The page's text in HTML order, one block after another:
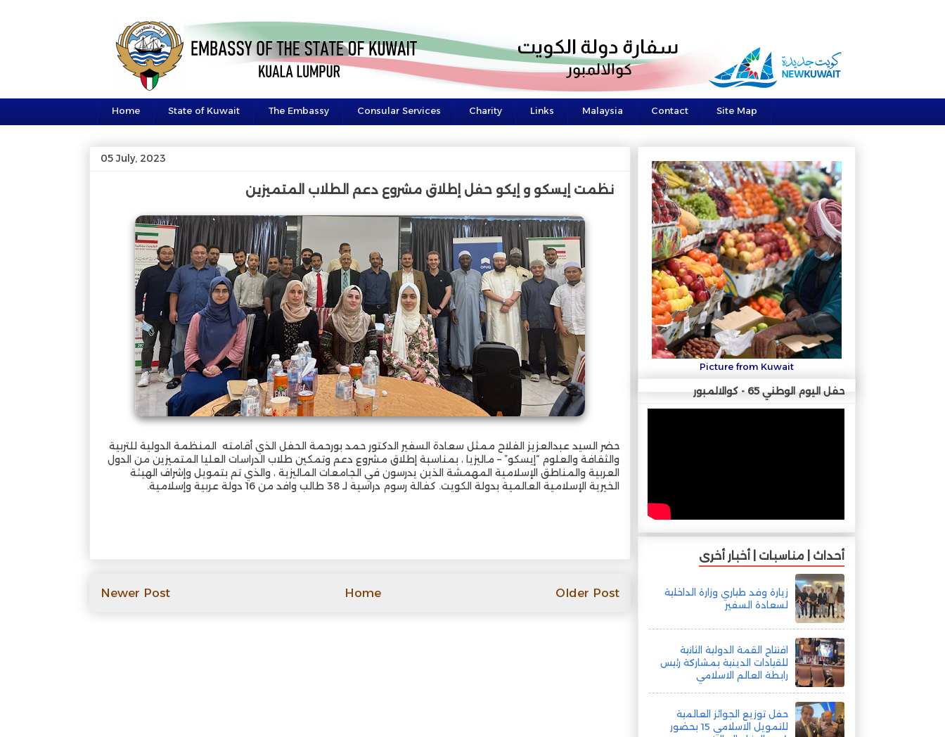
Home State of Kuwait The Embassy Consular Services Charity Links Malaysia Contact Site Map
05 July, 2023
نظمت إيسكو و إيكو حفل إطلاق مشروع دعم الطلاب المتميزين
حضر السيد عبدالعزيز الفلاح ممثل سعادة السفير الدكتور حمد بورحمة الحفل الذي أقامته المنظمة الدولية للتربية
والثقافة والعلوم “إيسكو” – ماليزيا ، بمناسبة إطلاق مشروع دعم وتمكين طلاب الدراسات العليا المتميزين من الدول
العربية والمناطق الإسلامية المهمشة الذين يدرسون في الجامعات الماليزية ، والذي تم بتمويل وإشراف الهيئة
الخيرية الإسلامية العالمية بدولة الكويت. كفالة رسوم دراسية لـ 38 طالب وافد من 16 دولة عربية وإسلامية.
Newer Post Older Post
Home
Picture from Kuwait
حفل اليوم الوطني 65 - كوالالمبور
أحداث | مناسبات | أخبار أخرى
زيارة وفد طياري وزارة الداخلية
لسعادة السفير
افتتاح القمة الدولية الثانية
للقيادات الدينية بمشاركة رئيس
رابطة العالم الاسلامي
حفل توزيع الجوائز العالمية
للتمويل الاسلامي 15 بحضور